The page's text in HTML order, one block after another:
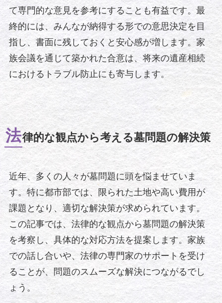
て専門的な意見を参考にすることも有益です。最
終的には、みんなが納得する形での意思決定を目
指し、書面に残しておくと安心感が増します。家
族会議を通じて築かれた合意は、将来の遺産相続
におけるトラブル防止にも寄与します。
法律的な観点から考える墓問題の解決策
近年、多くの人々が墓問題に頭を悩ませていま
す。特に都市部では、限られた土地や高い費用が
課題となり、適切な解決策が求められています。
この記事では、法律的な観点から墓問題の解決策
を考察し、具体的な対応方法を提案します。家族
での話し合いや、法律の専門家のサポートを受け
ることが、問題のスムーズな解決につながるでし
ょう。